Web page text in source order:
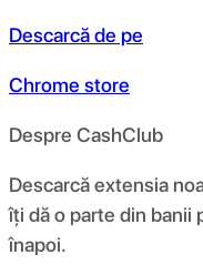
Descarcă de pe
Chrome store
Despre CashClub
Descarcă extensia
îți dă o parte din banii
înapoi.